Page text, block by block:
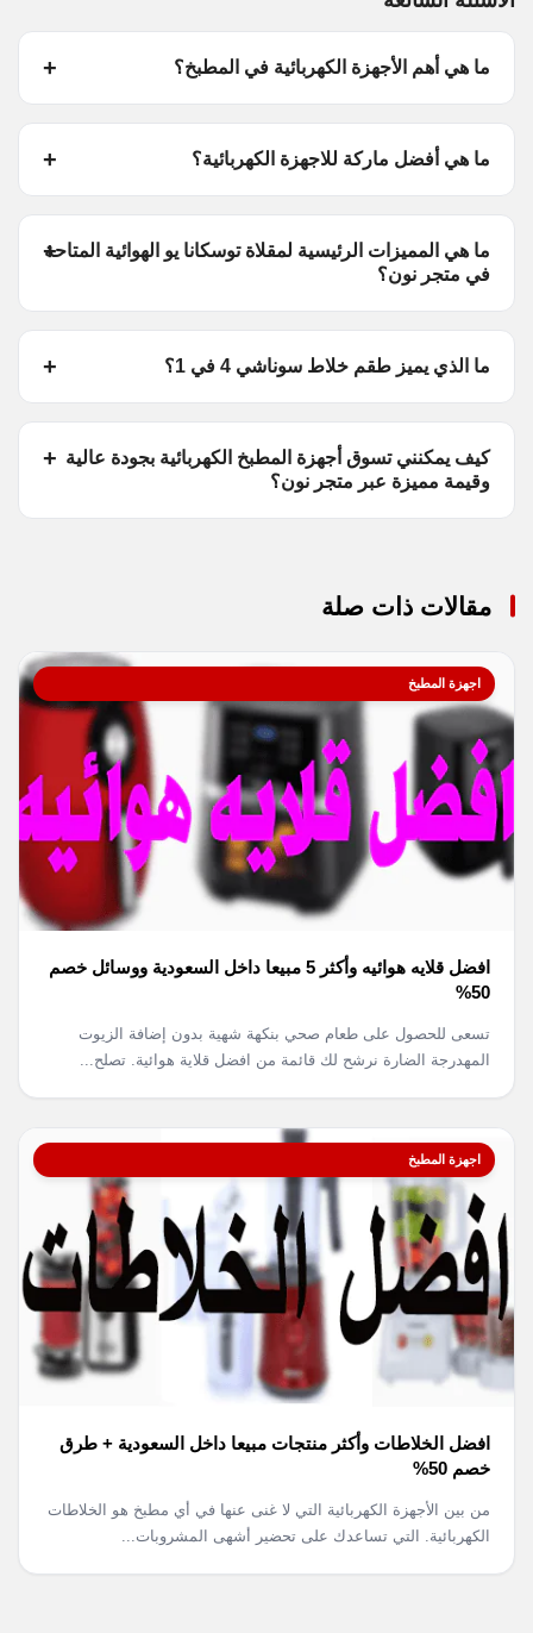
ما هي أهم الأجهزة الكهربائية في المطبخ؟
ما هي أفضل ماركة للاجهزة الكهربائية؟
ما هي المميزات الرئيسية لمقلاة توسكانا يو الهوائية المتاحة
في متجر نون؟
ما الذي يميز طقم خلاط سوناشي 4 في 1؟
كيف يمكنني تسوق أجهزة المطبخ الكهربائية بجودة عالية
وقيمة مميزة عبر متجر نون؟
مقالات ذات صلة
اجهزة المطبخ
افضل قلايه هوائيه وأكثر 5 مبيعا داخل السعودية ووسائل خصم
50%
تسعى للحصول على طعام صحي بنكهة شهية بدون إضافة الزيوت
المهدرجة الضارة نرشح لك قائمة من افضل قلاية هوائية. تصلح...
اجهزة المطبخ
افضل الخلاطات وأكثر منتجات مبيعا داخل السعودية + طرق
خصم 50%
من بين الأجهزة الكهربائية التي لا غنى عنها في أي مطبخ هو الخلاطات
الكهربائية. التي تساعدك على تحضير أشهى المشروبات...